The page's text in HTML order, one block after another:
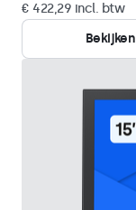
€ 422,29 incl. btw
Bekijken